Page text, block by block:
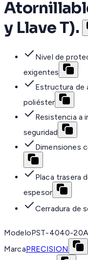
y Llave T).
Nivel de
exigentes
Estructura de
poliéster
Resistencia a
seguridad
Dimensiones
Placa trasera
espesor
Cerradura de
ModeloPST-4040-20A
MarcaPRECISION